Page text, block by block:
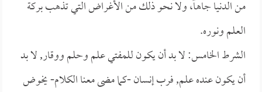
من الدنيا جاهاً، ولا نحو ذلك من الأغراض التي تذهب بركة
العلم ونوره.
الشرط الخامس: لا بد أن يكون للمفتي علم وحلم ووقار, لا بد
أن يكون عنده علم, فرب إنسان -كما مضى معنا الكلام- يخوض